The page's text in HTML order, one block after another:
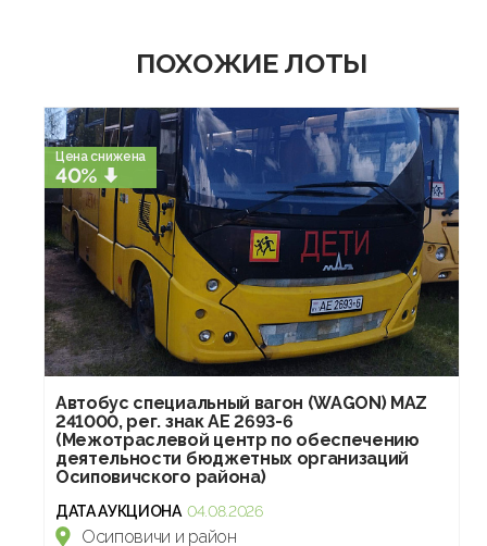
ПОХОЖИЕ ЛОТЫ
Цена снижена
40%
Автобус специальный вагон (WAGON) MAZ
241000, рег. знак AE 2693-6
(Межотраслевой центр по обеспечению
деятельности бюджетных организаций
Осиповичского района)
ДАТА АУКЦИОНА 04.08.2026
Осиповичи и район